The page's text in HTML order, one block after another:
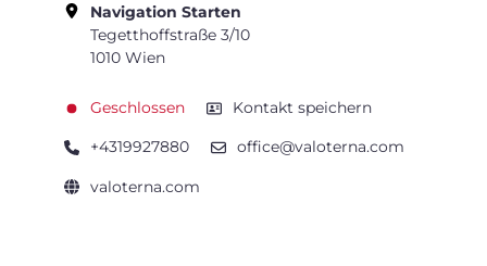
Navigation Starten
Tegetthoffstraße 3/10
1010 Wien
Geschlossen Kontakt speichern
+4319927880 office@valoterna.com
valoterna.com